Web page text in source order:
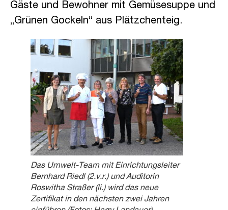
Gäste und Bewohner mit Gemüsesuppe und
„Grünen Gockeln“ aus Plätzchenteig.
Das Umwelt-Team mit Einrichtungsleiter
Bernhard Riedl (2.v.r.) und Auditorin
Roswitha Straßer (li.) wird das neue
Zertifikat in den nächsten zwei Jahren